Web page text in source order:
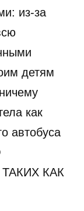
из-за
детям
как
автобуса
КАК